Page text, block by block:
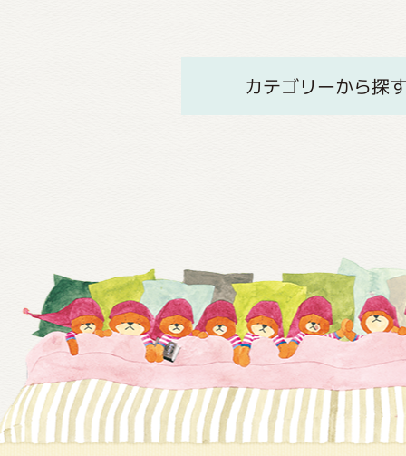
カテゴリーから探